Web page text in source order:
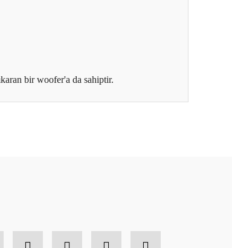
bir woofer'a da sahiptir.